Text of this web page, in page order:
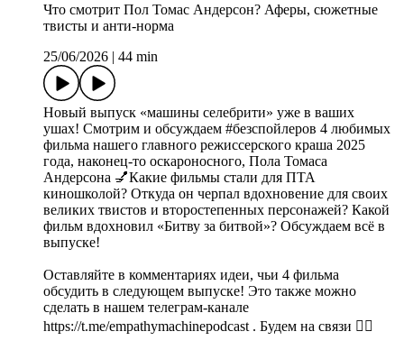
Что смотрит Пол Томас Андерсон? Аферы, сюжетные
твисты и анти-норма
25/06/2026 | 44 min
Новый выпуск «машины селебрити» уже в ваших
ушах! Смотрим и обсуждаем #безспойлеров 4 любимых
фильма нашего главного режиссерского краша 2025
года, наконец-то оскароносного, Пола Томаса
Андерсона 💅Какие фильмы стали для ПТА
киношколой? Откуда он черпал вдохновение для своих
великих твистов и второстепенных персонажей? Какой
фильм вдохновил «Битву за битвой»? Обсуждаем всё в
выпуске!
Оставляйте в комментариях идеи, чьи 4 фильма
обсудить в следующем выпуске! Это также можно
сделать в нашем телеграм-канале
https://t.me/empathymachinepodcast . Будем на связи ❤️‍🔥